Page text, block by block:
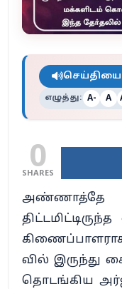
செய்தியைக்
எழுத்து: A- A
0
SHARES
அண்ணாத்தே
வில் இருந்து
தொடங்கிய